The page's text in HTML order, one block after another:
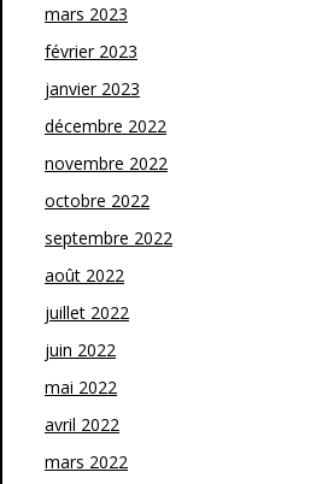
mars 2023
février 2023
janvier 2023
décembre 2022
novembre 2022
octobre 2022
septembre 2022
août 2022
juillet 2022
juin 2022
mai 2022
avril 2022
mars 2022